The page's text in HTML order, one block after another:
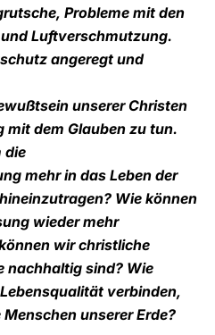
Probleme mit den
Luftverschmutzung.
angeregt und
unserer Christen
mit dem Glauben zu tun.
die
mehr in das Leben der
Wie können
wieder mehr
wir christliche
nachhaltig sind? Wie
verbinden,
unserer Erde?